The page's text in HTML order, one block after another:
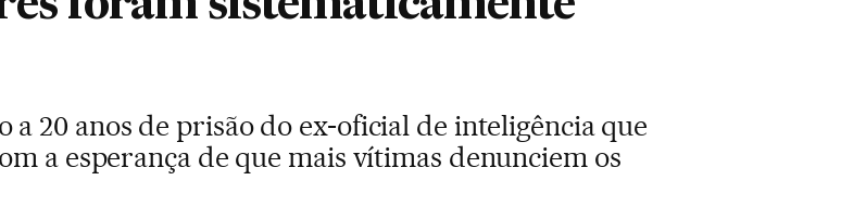
a 20 anos de prisão do ex-oficial de inteligência que
a esperança de que mais vítimas denunciem os